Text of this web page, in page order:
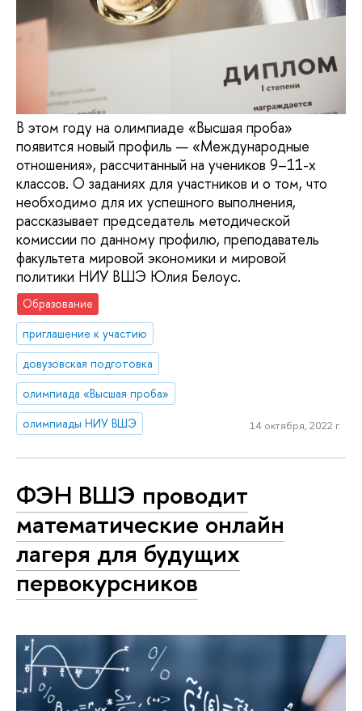
В этом году на олимпиаде «Высшая проба»
появится новый профиль — «Международные
отношения», рассчитанный на учеников 9–11-х
классов. О заданиях для участников и о том, что
необходимо для их успешного выполнения,
рассказывает председатель методической
комиссии по данному профилю, преподаватель
факультета мировой экономики и мировой
политики НИУ ВШЭ Юлия Белоус.
Образование
приглашение к участию
довузовская подготовка
олимпиада «Высшая проба»
олимпиады НИУ ВШЭ
14 октября, 2022 г.
ФЭН ВШЭ проводит
математические онлайн
лагеря для будущих
первокурсников